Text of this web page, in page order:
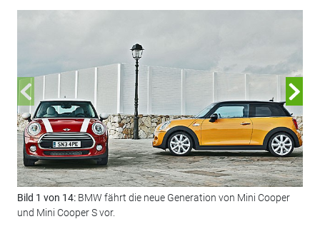
Bild 1 von 14: BMW fährt die neue Generation von Mini Cooper
und Mini Cooper S vor.